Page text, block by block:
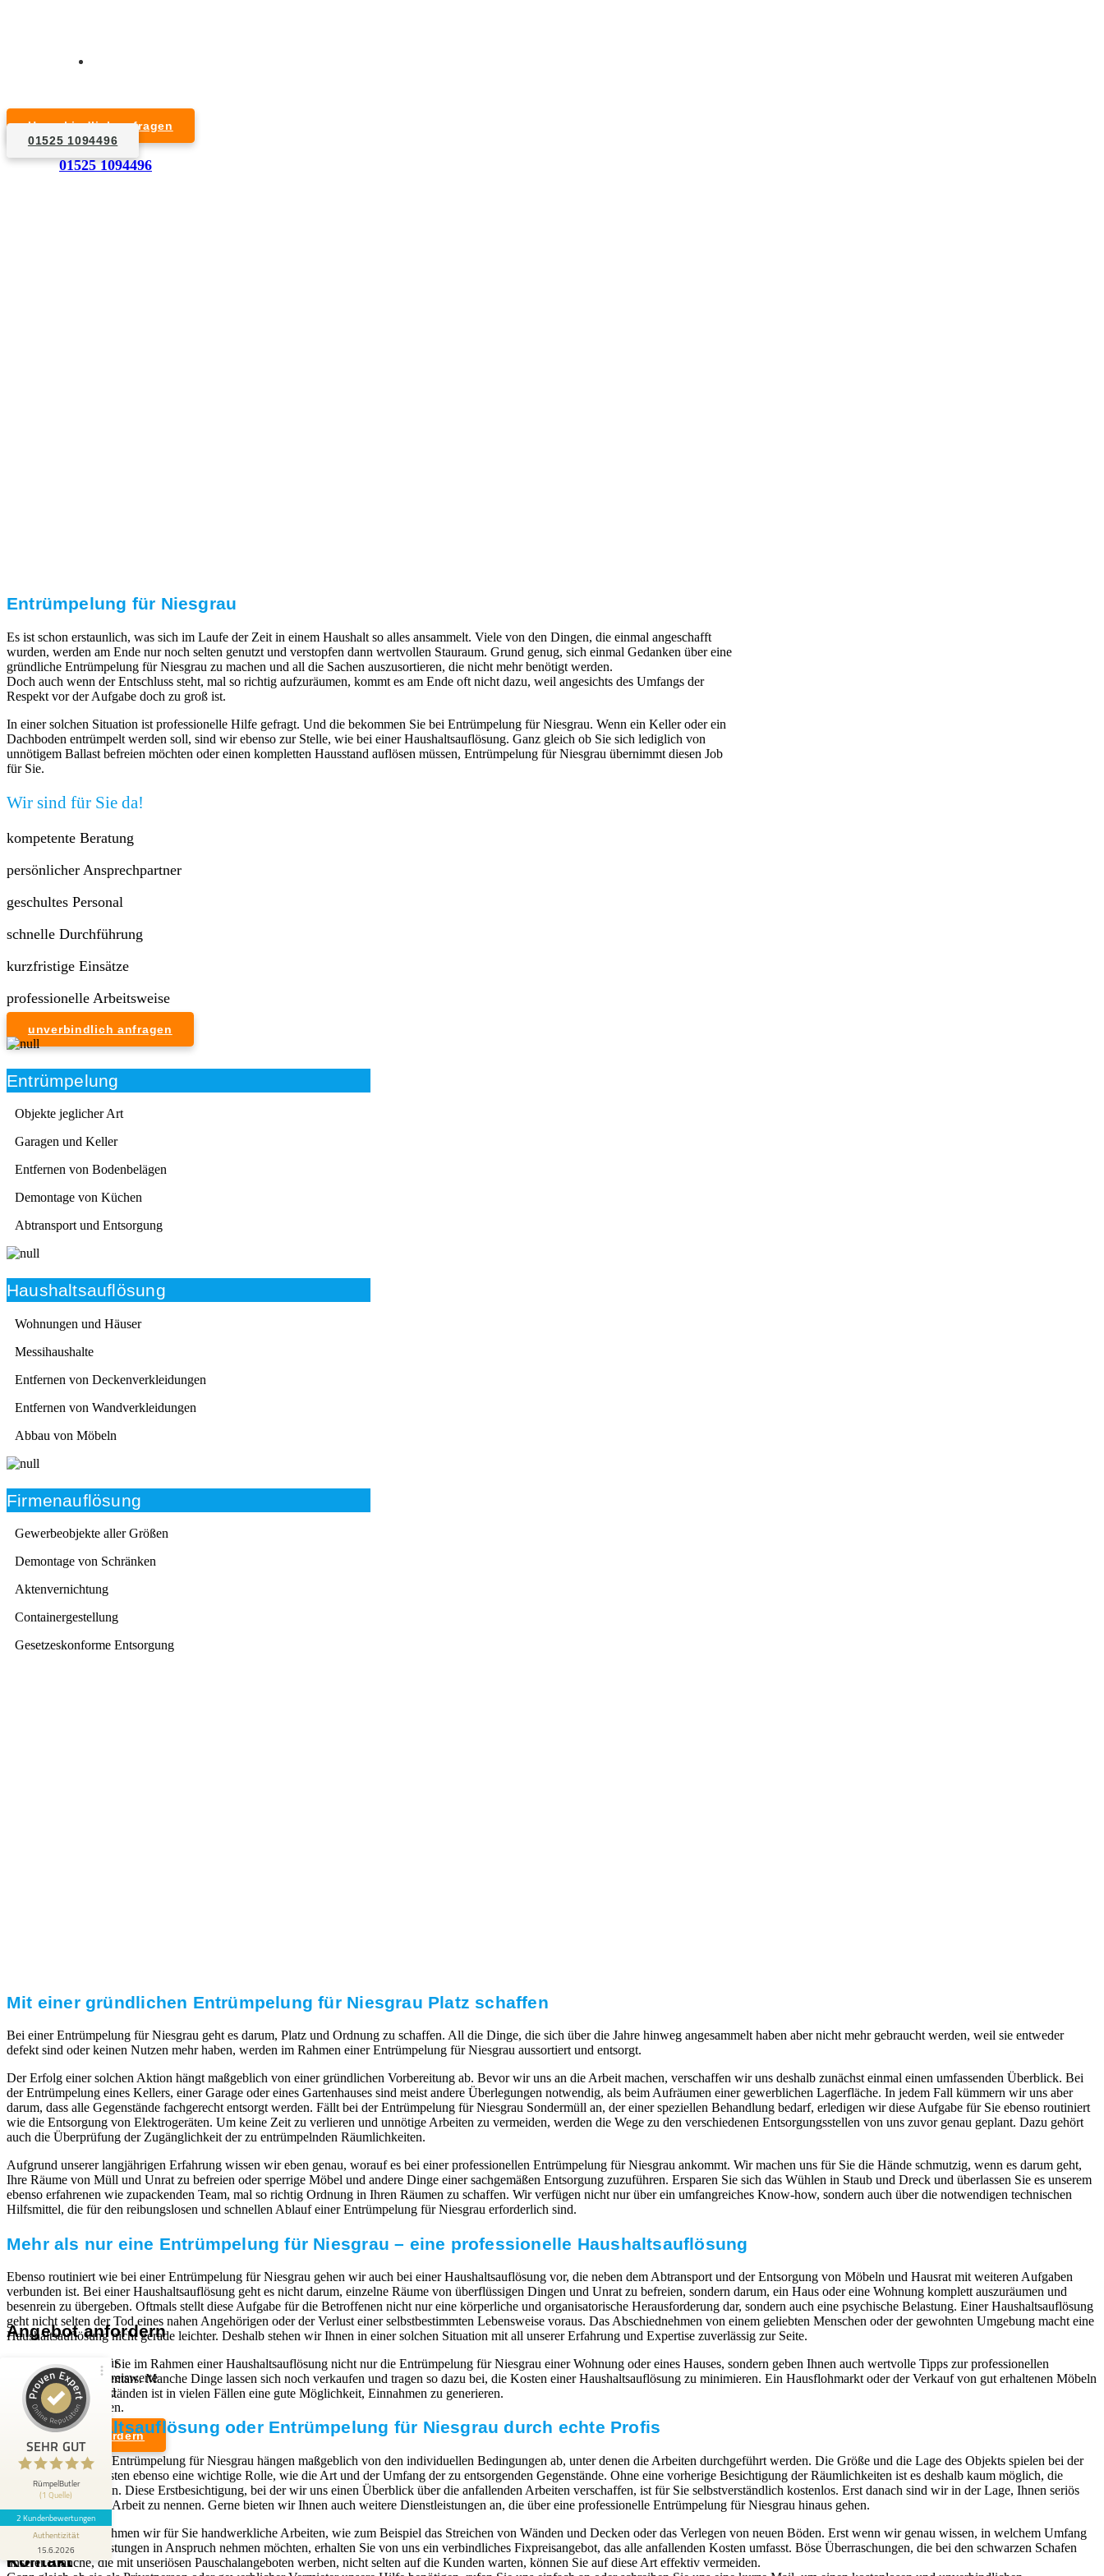
01525 1094496
Unverbindlich anfragen
01525 1094496
1. Anfrage
Entrümpelung für Niesgrau
Es ist schon erstaunlich, was sich im Laufe der Zeit in einem Haushalt so alles ansammelt. Viele von den Dingen, die einmal angeschafft
wurden, werden am Ende nur noch selten genutzt und verstopfen dann wertvollen Stauraum. Grund genug, sich einmal Gedanken über eine
gründliche Entrümpelung für Niesgrau zu machen und all die Sachen auszusortieren, die nicht mehr benötigt werden.
Doch auch wenn der Entschluss steht, mal so richtig aufzuräumen, kommt es am Ende oft nicht dazu, weil angesichts des Umfangs der
Respekt vor der Aufgabe doch zu groß ist.
In einer solchen Situation ist professionelle Hilfe gefragt. Und die bekommen Sie bei Entrümpelung für Niesgrau. Wenn ein Keller oder ein
Dachboden entrümpelt werden soll, sind wir ebenso zur Stelle, wie bei einer Haushaltsauflösung. Ganz gleich ob Sie sich lediglich von
unnötigem Ballast befreien möchten oder einen kompletten Hausstand auflösen müssen, Entrümpelung für Niesgrau übernimmt diesen Job
für Sie.
Wir sind für Sie da!
kompetente Beratung
persönlicher Ansprechpartner
geschultes Personal
schnelle Durchführung
kurzfristige Einsätze
professionelle Arbeitsweise
unverbindlich anfragen
Entrümpelung
Objekte jeglicher Art
Garagen und Keller
Entfernen von Bodenbelägen
Demontage von Küchen
Abtransport und Entsorgung
Haushaltsauflösung
Wohnungen und Häuser
Messihaushalte
Entfernen von Deckenverkleidungen
Entfernen von Wandverkleidungen
Abbau von Möbeln
Firmenauflösung
Gewerbeobjekte aller Größen
Demontage von Schränken
Aktenvernichtung
Containergestellung
Gesetzeskonforme Entsorgung
Mit einer gründlichen Entrümpelung für Niesgrau Platz schaffen
Bei einer Entrümpelung für Niesgrau geht es darum, Platz und Ordnung zu schaffen. All die Dinge, die sich über die Jahre hinweg angesammelt haben aber nicht mehr gebraucht werden, weil sie entweder
defekt sind oder keinen Nutzen mehr haben, werden im Rahmen einer Entrümpelung für Niesgrau aussortiert und entsorgt.
Der Erfolg einer solchen Aktion hängt maßgeblich von einer gründlichen Vorbereitung ab. Bevor wir uns an die Arbeit machen, verschaffen wir uns deshalb zunächst einmal einen umfassenden Überblick. Bei
der Entrümpelung eines Kellers, einer Garage oder eines Gartenhauses sind meist andere Überlegungen notwendig, als beim Aufräumen einer gewerblichen Lagerfläche. In jedem Fall kümmern wir uns aber
darum, dass alle Gegenstände fachgerecht entsorgt werden. Fällt bei der Entrümpelung für Niesgrau Sondermüll an, der einer speziellen Behandlung bedarf, erledigen wir diese Aufgabe für Sie ebenso routiniert
wie die Entsorgung von Elektrogeräten. Um keine Zeit zu verlieren und unnötige Arbeiten zu vermeiden, werden die Wege zu den verschiedenen Entsorgungsstellen von uns zuvor genau geplant. Dazu gehört
auch die Überprüfung der Zugänglichkeit der zu entrümpelnden Räumlichkeiten.
Aufgrund unserer langjährigen Erfahrung wissen wir eben genau, worauf es bei einer professionellen Entrümpelung für Niesgrau ankommt. Wir machen uns für Sie die Hände schmutzig, wenn es darum geht,
Ihre Räume von Müll und Unrat zu befreien oder sperrige Möbel und andere Dinge einer sachgemäßen Entsorgung zuzuführen. Ersparen Sie sich das Wühlen in Staub und Dreck und überlassen Sie es unserem
ebenso erfahrenen wie zupackenden Team, mal so richtig Ordnung in Ihren Räumen zu schaffen. Wir verfügen nicht nur über ein umfangreiches Know-how, sondern auch über die notwendigen technischen
Hilfsmittel, die für den reibungslosen und schnellen Ablauf einer Entrümpelung für Niesgrau erforderlich sind.
Mehr als nur eine Entrümpelung für Niesgrau – eine professionelle Haushaltsauflösung
Ebenso routiniert wie bei einer Entrümpelung für Niesgrau gehen wir auch bei einer Haushaltsauflösung vor, die neben dem Abtransport und der Entsorgung von Möbeln und Hausrat mit weiteren Aufgaben
verbunden ist. Bei einer Haushaltsauflösung geht es nicht darum, einzelne Räume von überflüssigen Dingen und Unrat zu befreien, sondern darum, ein Haus oder eine Wohnung komplett auszuräumen und
besenrein zu übergeben. Oftmals stellt diese Aufgabe für die Betroffenen nicht nur eine körperliche und organisatorische Herausforderung dar, sondern auch eine psychische Belastung. Einer Haushaltsauflösung
geht nicht selten der Tod eines nahen Angehörigen oder der Verlust einer selbstbestimmten Lebensweise voraus. Das Abschiednehmen von einem geliebten Menschen oder der gewohnten Umgebung macht eine
Haushaltsauflösung nicht gerade leichter. Deshalb stehen wir Ihnen in einer solchen Situation mit all unserer Erfahrung und Expertise zuverlässig zur Seite.
Wir übernehmen für Sie im Rahmen einer Haushaltsauflösung nicht nur die Entrümpelung für Niesgrau einer Wohnung oder eines Hauses, sondern geben Ihnen auch wertvolle Tipps zur professionellen
Verwertung des Inventars. Manche Dinge lassen sich noch verkaufen und tragen so dazu bei, die Kosten einer Haushaltsauflösung zu minimieren. Ein Hausflohmarkt oder der Verkauf von gut erhaltenen Möbeln
und anderen Gegenständen ist in vielen Fällen eine gute Möglichkeit, Einnahmen zu generieren.
Eine Haushaltsauflösung oder Entrümpelung für Niesgrau durch echte Profis
Die Kosten für eine Entrümpelung für Niesgrau hängen maßgeblich von den individuellen Bedingungen ab, unter denen die Arbeiten durchgeführt werden. Die Größe und die Lage des Objekts spielen bei der
Berechnung der Kosten ebenso eine wichtige Rolle, wie die Art und der Umfang der zu entsorgenden Gegenstände. Ohne eine vorherige Besichtigung der Räumlichkeiten ist es deshalb kaum möglich, die
Kosten zu bestimmen. Diese Erstbesichtigung, bei der wir uns einen Überblick über die anfallenden Arbeiten verschaffen, ist für Sie selbstverständlich kostenlos. Erst danach sind wir in der Lage, Ihnen seriös
den Preis für unsere Arbeit zu nennen. Gerne bieten wir Ihnen auch weitere Dienstleistungen an, die über eine professionelle Entrümpelung für Niesgrau hinaus gehen.
Auf Wunsch übernehmen wir für Sie handwerkliche Arbeiten, wie zum Beispiel das Streichen von Wänden und Decken oder das Verlegen von neuen Böden. Erst wenn wir genau wissen, in welchem Umfang
Sie unsere Dienstleistungen in Anspruch nehmen möchten, erhalten Sie von uns ein verbindliches Fixpreisangebot, das alle anfallenden Kosten umfasst. Böse Überraschungen, die bei den schwarzen Schafen
unserer Branche, die mit unseriösen Pauschalangeboten werben, nicht selten auf die Kunden warten, können Sie auf diese Art effektiv vermeiden.
Angebot anfordern
Wir sind Experten für
professionelle und preiswerte
Entrümpelungen und
Haushaltsauflösungen.
Angebot anfordern
Rechtliches
Impressum
Datenschutzerklärung
Kontakt
SEHR GUT
RümpelButler
(1 Quelle)
2 Kundenbewertungen
Authentizität
15.6.2026
Kundenbewertungen und Erfahrungen zu
RümpelButler
SEHR GUT
5,00 / 5,00
Bewertungen von 1
anderen Quelle
Blick aufs ProvenExpert-Profil werfen